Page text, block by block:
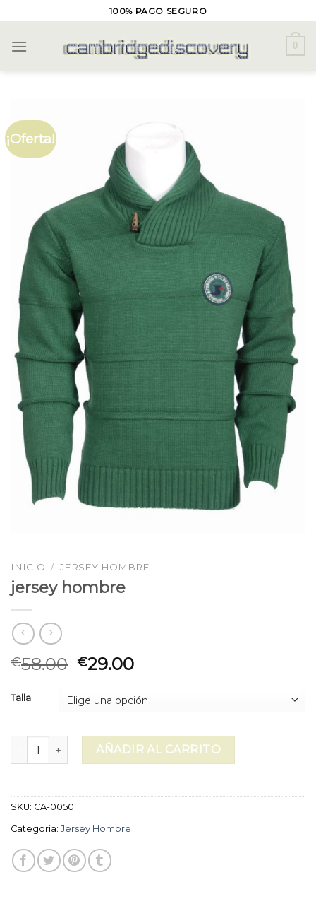
to
content
100% PAGO SEGURO
0
¡Oferta!
INICIO / JERSEY HOMBRE
jersey hombre
€58.00 €29.00
Talla
jersey hombre cantidadAÑADIR AL CARRITO
SKU: CA-0050
Categoría: Jersey Hombre